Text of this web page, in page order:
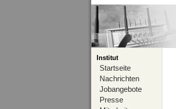
Institut
Startseite
Nachrichten
Jobangebote
Presse